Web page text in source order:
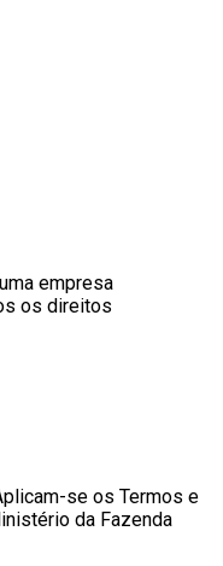
empresa
os direitos
se os Termos e
da Fazenda